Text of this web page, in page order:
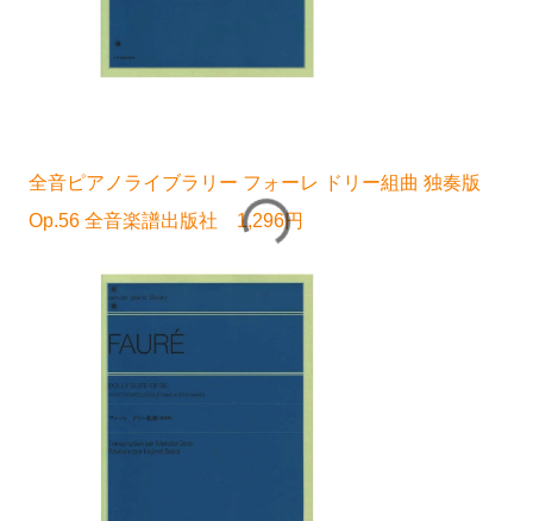
全音ピアノライブラリー フォーレ ドリー組曲 独奏版
Op.56 全音楽譜出版社 1,296円